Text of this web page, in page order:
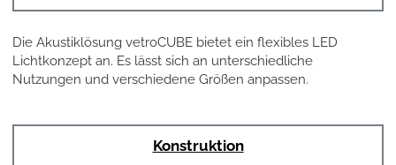
Die Akustiklösung vetroCUBE bietet ein flexibles LED
Lichtkonzept an. Es lässt sich an unterschiedliche
Nutzungen und verschiedene Größen anpassen.
Konstruktion